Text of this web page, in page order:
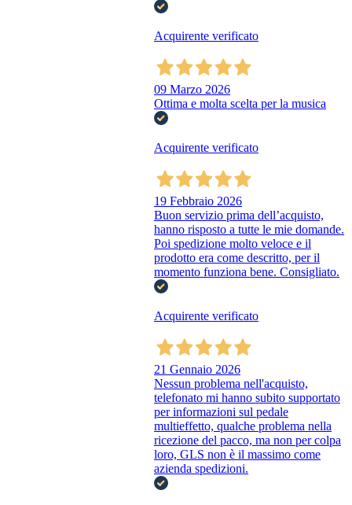
Acquirente verificato
09 Marzo 2026
Ottima e molta scelta per la musica
Acquirente verificato
19 Febbraio 2026
Buon servizio prima dell’acquisto,
hanno risposto a tutte le mie domande.
Poi spedizione molto veloce e il
prodotto era come descritto, per il
momento funziona bene. Consigliato.
Acquirente verificato
21 Gennaio 2026
Nessun problema nell'acquisto,
telefonato mi hanno subito supportato
per informazioni sul pedale
multieffetto, qualche problema nella
ricezione del pacco, ma non per colpa
loro, GLS non è il massimo come
azienda spedizioni.